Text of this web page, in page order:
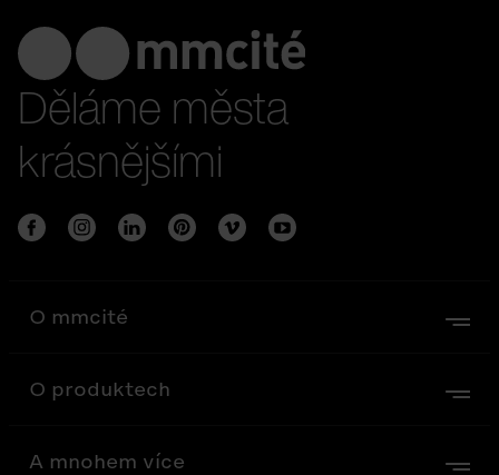
Děláme města
krásnějšími
O mmcité
O produktech
A mnohem více